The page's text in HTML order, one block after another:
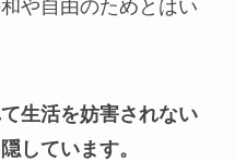
や自由のためとはい
生活を妨害されない
しています。